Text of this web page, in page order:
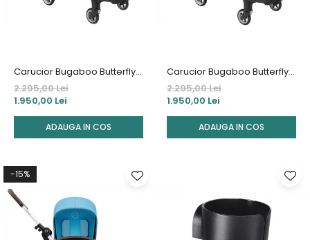
Carucior Bugaboo Butterfly
BlackStormy Blue
2.295,00 Lei
1.950,00 Lei
ADAUGA IN COS
Carucior Bugaboo Butterfly
Black/Forest Green
2.295,00 Lei
1.950,00 Lei
ADAUGA IN COS
-15%